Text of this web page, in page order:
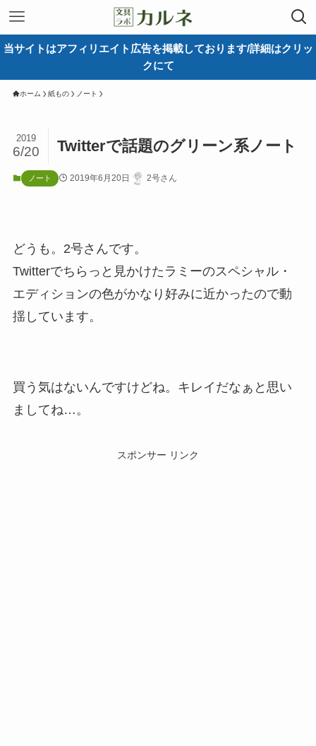
当サイトはアフィリエイト広告を掲載しております/詳細はクリッ
クにて
ホーム 紙もの ノート
Twitterで話題のグリーン系ノート
2019
6/20
ノート 2019年6月20日 2号さん
どうも。2号さんです。
Twitterでちらっと見かけたラミーのスペシャル・
エディションの色がかなり好みに近かったので動
揺しています。
買う気はないんですけどね。キレイだなぁと思い
ましてね…。
スポンサー リンク